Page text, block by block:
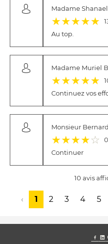
Madame
(*)
★ (*)
★ (*)
★ (*)
★ (*)
★
Au top.
Madame Muriel B
(*)
★ (*)
★ (*)
★ (*)
★ (*)
★
Continuez vos
Monsieur Bernard
(*)
★ (*)
★ (*)
★ (*)
★ ( )
☆
Continuer
10 avis
‹ 1 2 3 4 5